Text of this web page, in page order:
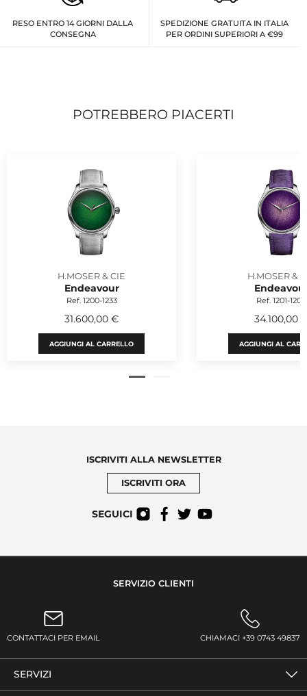
RESO ENTRO 14 GIORNI DALLA
CONSEGNA
SPEDIZIONE GRATUITA IN ITALIA
PER ORDINI SUPERIORI A €99
POTREBBERO PIACERTI
H.MOSER & CIE
Endeavour
Ref. 1200-1233
31.600,00 €
AGGIUNGI AL CARRELLO
H.MOSER &
Ref. 1201-1200
34.100,00
AGGIUNGI AL
ISCRIVITI ALLA NEWSLETTER
ISCRIVITI ORA
SEGUICI
SERVIZIO CLIENTI
CONTATTACI PER EMAIL CHIAMACI +39 0743 49837
SERVIZI